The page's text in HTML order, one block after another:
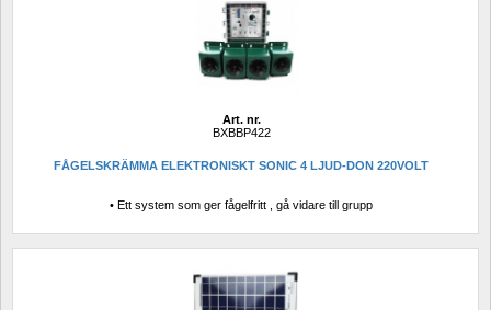
Art. nr.
BXBBP422
FÅGELSKRÄMMA ELEKTRONISKT SONIC 4 LJUD-DON 220VOLT
• Ett system som ger fågelfritt , gå vidare till grupp